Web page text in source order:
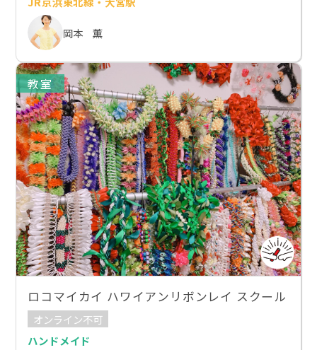
岡本 薫
教室
ロコマイカイ ハワイアンリボンレイ スクール
オンライン不可
ハンドメイド